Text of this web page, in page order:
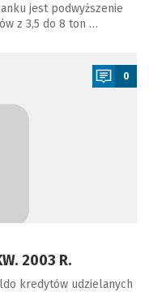
jest podwyższenie
z 3,5 do 8 ton …
0
2003 R.
kredytów udzielanych